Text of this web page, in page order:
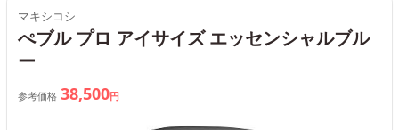
マキシコシ
ぺブル プロ アイサイズ エッセンシャルブル
ー
参考価格 38,500円